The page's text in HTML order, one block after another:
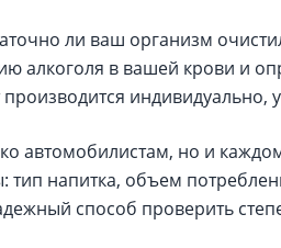
ли ваш организм
алкоголя в вашей крови и
индивидуально,
автомобилистам, но и
напитка, объем
способ проверить